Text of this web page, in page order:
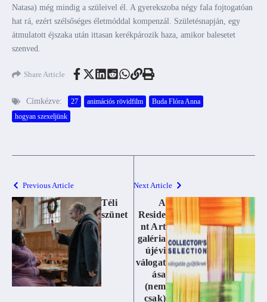
Natasa) még mindig a szüleivel él. A gyerekszoba négy fala fojtogatóan
hat rá, ezért szélsőséges életmóddal kompenzál. Születésnapján, egy
átmulatott éjszaka után ittasan kerékpározik haza, amikor balesetet
szenved.
Share Article
Címkézve: 27 animációs rövidfilm
Buda Flóra Anna
hogyan szexeljünk
Previous Article
Téli
szünet
Next Article
A
Reside
nt Art
galéria
újévi
válogat
ása
(nem
csak)